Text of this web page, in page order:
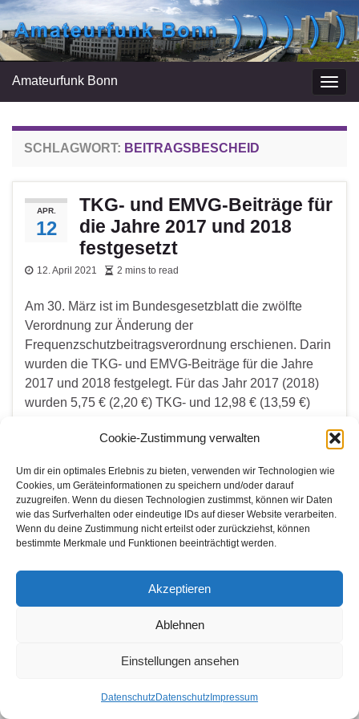
Cookie-Zustimmung verwalten
Um dir ein optimales Erlebnis zu bieten, verwenden wir Technologien wie
Cookies, um Geräteinformationen zu speichern und/oder darauf
zuzugreifen. Wenn du diesen Technologien zustimmst, können wir Daten
wie das Surfverhalten oder eindeutige IDs auf dieser Website verarbeiten.
Wenn du deine Zustimmung nicht erteilst oder zurückziehst, können
bestimmte Merkmale und Funktionen beeinträchtigt werden.
Akzeptieren
Ablehnen
Einstellungen ansehen
DatenschutzDatenschutz Impressum
Amateurfunk Bonn
SCHLAGWORT: BEITRAGSBESCHEID
APR.
12
TKG- und EMVG-Beiträge für
die Jahre 2017 und 2018
festgesetzt
12. April 2021 2 mins to read
Am 30. März ist im Bundesgesetzblatt die zwölfte
Verordnung zur Änderung der
Frequenzschutzbeitragsverordnung erschienen. Darin
wurden die TKG- und EMVG-Beiträge für die Jahre
2017 und 2018 festgelegt. Für das Jahr 2017 (2018)
wurden 5,75 € (2,20 €) TKG- und 12,98 € (13,59 €)
Für beide Jahre fallen …
Weiterlesen